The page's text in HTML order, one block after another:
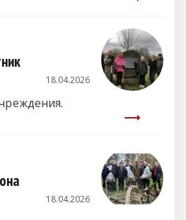
18.04.2026
18.04.2026